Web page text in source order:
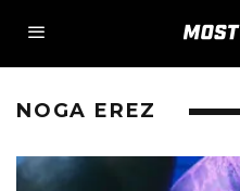
NOGA EREZ